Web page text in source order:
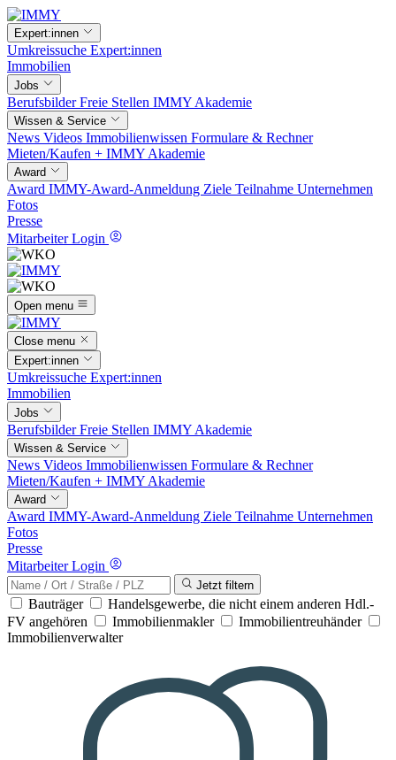
Expert:innen
Umkreissuche Expert:innen
Immobilien
Jobs
BerufsbilderFreie Stellen IMMY Akademie
Wissen & Service
News Videos Immobilienwissen Formulare & Rechner
Mieten/Kaufen + IMMY Akademie
Award
Award IMMY-Award-Anmeldung Ziele Teilnahme Unternehmen
Fotos
Presse
Mitarbeiter Login
Open menu
Close menu
Expert:innen
Umkreissuche Expert:innen
Immobilien
Jobs
BerufsbilderFreie Stellen IMMY Akademie
Wissen & Service
News Videos Immobilienwissen Formulare & Rechner
Mieten/Kaufen + IMMY Akademie
Award
Award IMMY-Award-Anmeldung Ziele Teilnahme Unternehmen
Fotos
Presse
Mitarbeiter Login
Jetzt filtern
Bauträger
Handelsgewerbe, die nicht einem anderen Hdl.-
FV angehören
Immobilienmakler
Immobilientreuhänder
Immobilienverwalter